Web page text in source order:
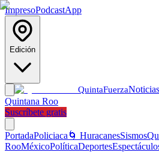
ImpresoPodcastApp
Edición
QuintaFuerza
Quintana Roo
Suscríbete gratis
PortadaPoliciaca 🌀 HuracanesSismos
RooMéxicoPolíticaDeportes